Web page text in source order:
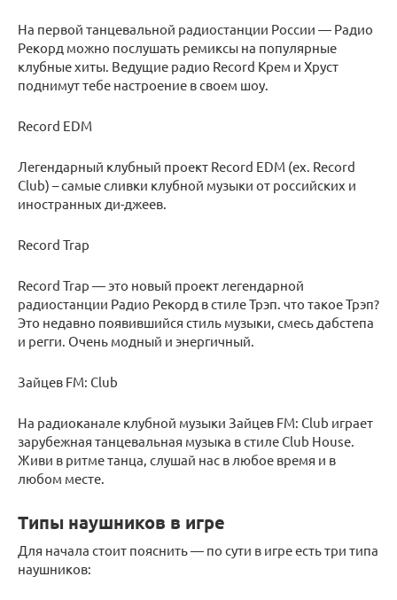
На первой танцевальной радиостанции России — Радио
Рекорд можно послушать ремиксы на популярные
клубные хиты. Ведущие радио Record Крем и Хруст
поднимут тебе настроение в своем шоу.
Record EDM
Легендарный клубный проект Record EDM (ex. Record
Club) – самые сливки клубной музыки от российских и
иностранных ди-джеев.
Record Trap
Record Trap — это новый проект легендарной
радиостанции Радио Рекорд в стиле Трэп. что такое Трэп?
Это недавно появившийся стиль музыки, смесь дабстепа
и регги. Очень модный и энергичный.
Зайцев FM: Club
На радиоканале клубной музыки Зайцев FM: Club играет
зарубежная танцевальная музыка в стиле Club House.
Живи в ритме танца, слушай нас в любое время и в
любом месте.
Типы наушников в игре
Для начала стоит пояснить — по сути в игре есть три типа
наушников: